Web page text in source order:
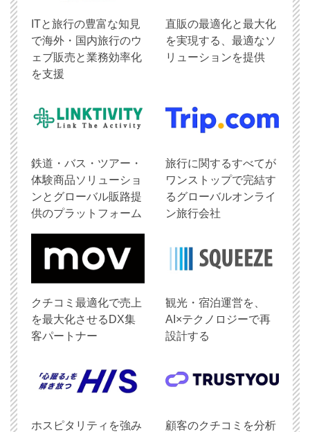
ITと旅行の豊富な知見
で海外・国内旅行のウ
ェブ販売と業務効率化
を支援
直販の最適化と最大化
を実現する、最適なソ
リューションを提供
鉄道・バス・ツアー・
体験商品ソリューショ
ンとグローバル販路提
供のプラットフォーム
旅行に関するすべてが
ワンストップで完結す
るグローバルオンライ
ン旅行会社
クチコミ最適化で売上
を最大化させるDX集
客パートナー
観光・宿泊運営を、
AI×テクノロジーで再
設計する
ホスピタリティを強み
顧客のクチコミを分析